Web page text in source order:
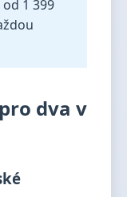
1 399
dva v